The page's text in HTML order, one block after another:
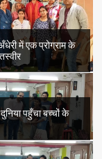
में एक प्रोग्राम के
पहुँचा बच्चों के